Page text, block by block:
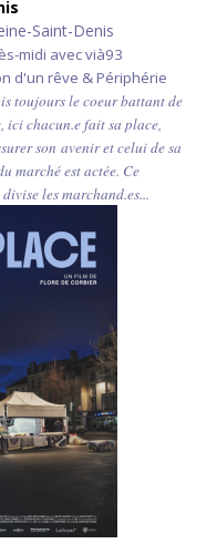
Saint-Denis
midi avec vià93
d'un rêve & Périphérie
toujours le coeur battant de
chacun.e fait sa place,
son avenir et celui de sa
marché est actée. Ce
les marchand.es...